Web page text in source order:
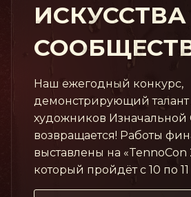
ИСКУССТВА
Наш ежегодный конкурс,
демонстрирующий
художников Изначальной
возвращается! Работы
выставлены на «TennoCon
который пройдёт с 10 по